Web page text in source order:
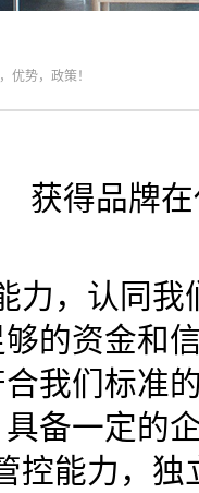
优势，政策！
获得品牌
力，认同
的资金和
我们标准
备一定的
控能力，